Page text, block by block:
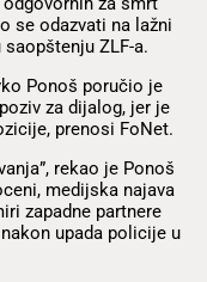
se odazvati na lažni
ZLF-a.
Ponoš poručio je
za dijalog, jer je
prenosi FoNet.
rekao je Ponoš
medijska najava
zapadne partnere
upada policije u